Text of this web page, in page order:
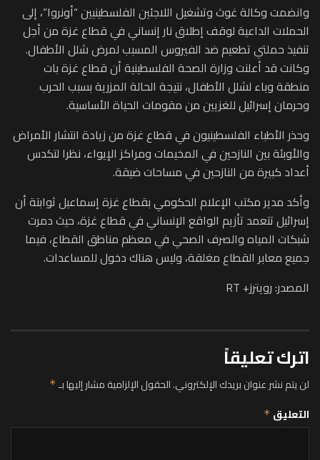
وانضمت وكالة غوث وتشغيل اللاجئين الفلسطينيين “أونروا”، إلى
الحملات الداعية لوقف إطلاق نار إنساني في قطاع غزة من أجل
تنفيذ حملتي تطعيم ضد الفيروس المسبب لمرض شلل الأطفال.
وكانت قد أعلنت وزارة الصحة الفلسطينية أن قطاع غزة بات
منطقة وباء لشلل الأطفال، نتيجة الحالة المزرية بسبب الحرب
وحرمان إسرائيل للغزيين من مقومات الحياة الأساسية.
وحذر الأطباء الفلسطينيون في قطاع غزة من زيادة انتشار الأمراض
والأوبئة بين النازحين في المخيمات ومراكز الإيواء، نظرا لتكدس
أعداد كبيرة من النازحين في مساحات ضيقة.
وأكد مدير مكتب الإعلام الحكومي بقطاع غزة إسماعيل ثوابتة أن
إسرائيل تتعمد تأزيم الواقع الإنساني في قطاع غزة، حيث دمرت
شبكات المياه والصرف الصحي في معظم مناطق القطاع، فيما
جميع معابر القطاع مغلقة، وليس هناك دخول للمساعدات.
المصدر: رويترز+ RT
اترك تعليقاً
لن يتم نشر عنوان بريدك الإلكتروني.الحقول الإلزامية مشار إليها بـ*
التعليق *